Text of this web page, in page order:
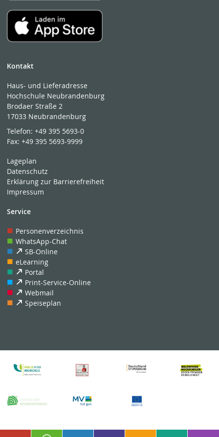
Kontakt
Haus- und Lieferadresse
Hochschule Neubrandenburg
Brodaer Straße 2
17033 Neubrandenburg
Telefon:+49 395 5693-0
Fax:+49 395 5693-9999
Lageplan
Datenschutz
Erklärung zur Barrierefreiheit
Impressum
Service
Personenverzeichnis
WhatsApp-Chat
SB-Online
eLearning
Portal
Print-Service-Online
Webmail
Speiseplan